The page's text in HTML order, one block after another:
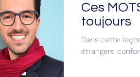
Ces
toujours
Dans cette
étrangers